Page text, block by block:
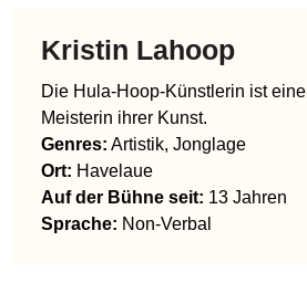
Kristin Lahoop
Die Hula-Hoop-Künstlerin ist eine
Meisterin ihrer Kunst.
Genres: Artistik, Jonglage
Ort: Havelaue
Auf der Bühne seit: 13 Jahren
Sprache: Non-Verbal